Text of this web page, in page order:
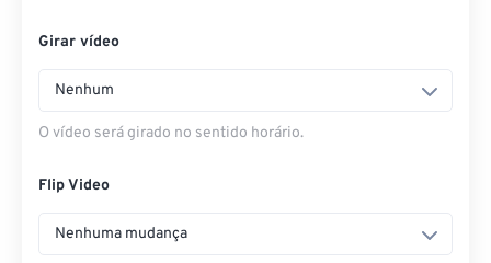
Girar vídeo
Nenhum
O vídeo será girado no sentido horário.
Flip Video
Nenhuma mudança